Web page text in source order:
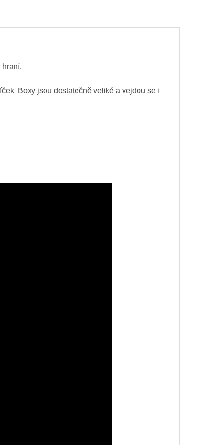
hraní.
Boxy jsou dostatečně veliké a vejdou se i